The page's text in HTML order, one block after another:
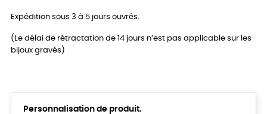
Expédition sous 3 à 5 jours ouvrés.
(Le délai de rétractation de 14 jours n’est pas applicable sur les
bijoux gravés)
Personnalisation de produit.